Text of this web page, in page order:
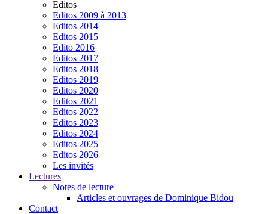
Editos
Editos 2009 à 2013
Editos 2014
Editos 2015
Edito 2016
Editos 2017
Editos 2018
Editos 2019
Editos 2020
Editos 2021
Editos 2022
Editos 2023
Editos 2024
Editos 2025
Editos 2026
Les invités
Lectures
Notes de lecture
Articles et ouvrages de Dominique Bidou
Contact